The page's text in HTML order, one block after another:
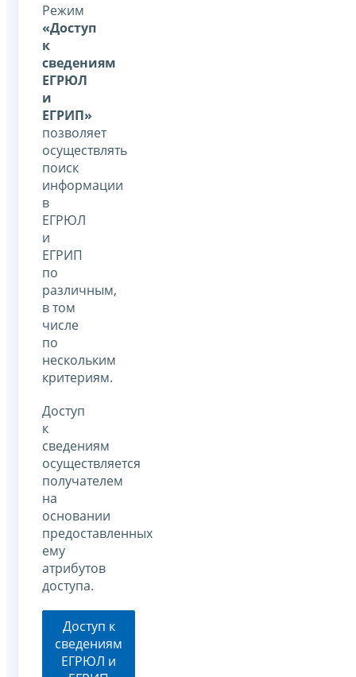
Режим
«Доступ
к
сведениям
ЕГРЮЛ
и
ЕГРИП»
позволяет
осуществлять
поиск
информации
в
ЕГРЮЛ
и
ЕГРИП
по
различным,
в том
числе
по
нескольким
критериям.
Доступ
к
сведениям
осуществляется
получателем
на
основании
предоставленных
ему
атрибутов
доступа.
Доступ к
сведениям
ЕГРЮЛ и